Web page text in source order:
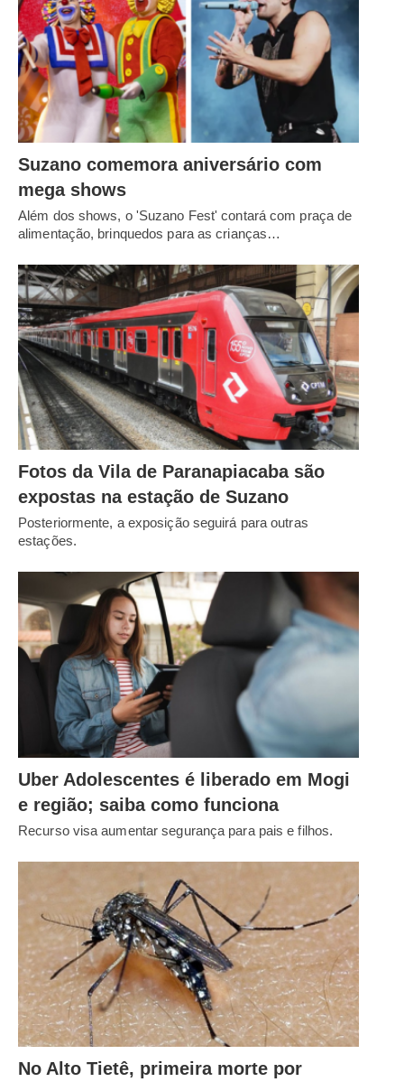
Suzano comemora aniversário com
mega shows
Além dos shows, o 'Suzano Fest' contará com praça de
alimentação, brinquedos para as crianças…
Fotos da Vila de Paranapiacaba são
expostas na estação de Suzano
Posteriormente, a exposição seguirá para outras
estações.
Uber Adolescentes é liberado em Mogi
e região; saiba como funciona
Recurso visa aumentar segurança para pais e filhos.
No Alto Tietê, primeira morte por